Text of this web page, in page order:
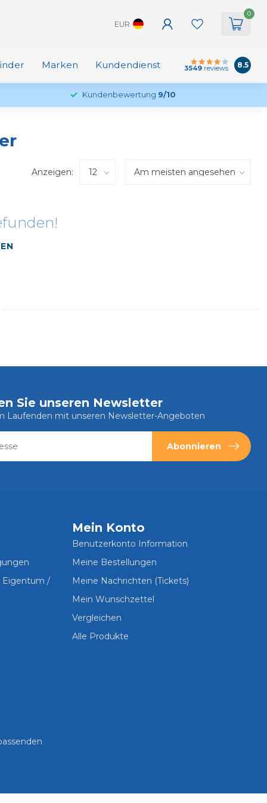
EUR
0
Marken Kundendienst 3549 reviews 8.5
Kundenbewertung 9/10
Anzeigen:
Sie unseren Newsletter
Laufenden mit unseren Newsletter-Angeboten
Abonnieren
Eigentum /
Mein Konto
Benutzerkonto Information
Meine Bestellungen
Meine Nachrichten (Tickets)
Mein Wunschzettel
Vergleichen
Alle Produkte